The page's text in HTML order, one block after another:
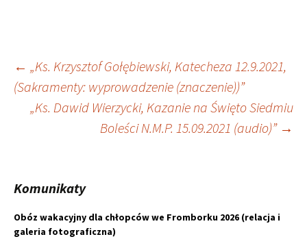
Nawigacja
wpisu
← „Ks. Krzysztof Gołębiewski, Katecheza 12.9.2021,
(Sakramenty: wyprowadzenie (znaczenie))”
„Ks. Dawid Wierzycki, Kazanie na Święto Siedmiu
Boleści N.M.P. 15.09.2021 (audio)” →
Komunikaty
Obóz wakacyjny dla chłopców we Fromborku 2026 (relacja i
galeria fotograficzna)